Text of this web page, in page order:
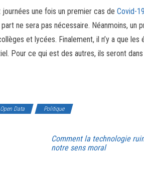
une fois un premier cas de Covid-19
ne sera pas nécessaire. Néanmoins, un
et lycées. Finalement, il n’y a que les
Pour ce qui est des autres, ils seront dans
Open Data Politique
Comment la technologie
notre sens moral